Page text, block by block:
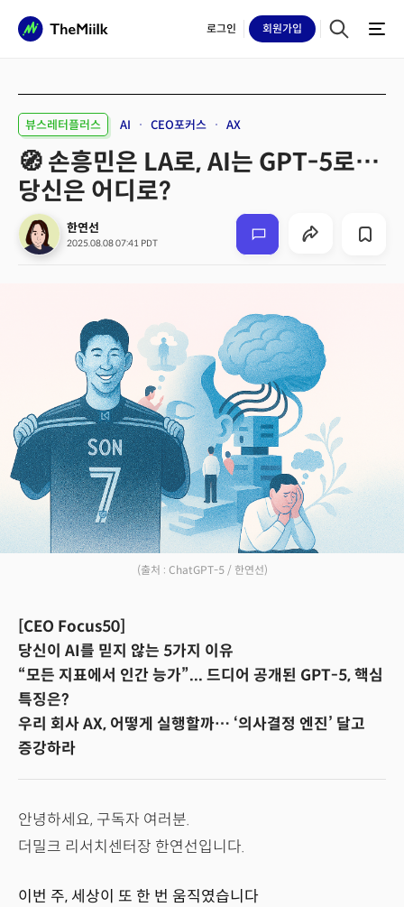
로그인 회원가입
뷰스레터플러스 AI CEO포커스 AX
🧭 손흥민은 LA로, AI는 GPT-5로…
당신은 어디로?
한연선
2025.08.08 07:41 PDT
(출처 : ChatGPT-5 / 한연선)
[CEO Focus50]
당신이 AI를 믿지 않는 5가지 이유
“모든 지표에서 인간 능가”... 드디어 공개된 GPT-5, 핵심
특징은?
우리 회사 AX, 어떻게 실행할까… ‘의사결정 엔진’ 달고
증강하라
안녕하세요, 구독자 여러분.
더밀크 리서치센터장 한연선입니다.
이번 주, 세상이 또 한 번 움직였습니다